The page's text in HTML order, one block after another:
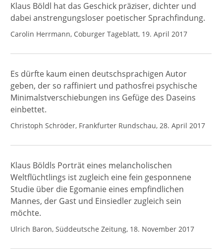
Klaus Böldl hat das Geschick präziser, dichter und
dabei anstrengungsloser poetischer Sprachfindung.
Carolin Herrmann, Coburger Tageblatt, 19. April 2017
Es dürfte kaum einen deutschsprachigen Autor
geben, der so raffiniert und pathosfrei psychische
Minimalstverschiebungen ins Gefüge des Daseins
einbettet.
Christoph Schröder, Frankfurter Rundschau, 28. April 2017
Klaus Böldls Porträt eines melancholischen
Weltflüchtlings ist zugleich eine fein gesponnene
Studie über die Egomanie eines empfindlichen
Mannes, der Gast und Einsiedler zugleich sein
möchte.
Ulrich Baron, Süddeutsche Zeitung, 18. November 2017